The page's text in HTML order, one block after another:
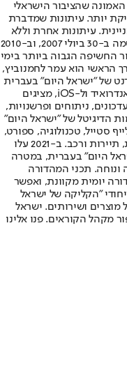
שהציבור הישראלי
יותר. עיתונות שמדברת
עיתונות אחרת וללא
תשלום. המהדורה המודפסת הראשונה פורסמה ב-30 ביולי 2007, וב-2010
החשיפה הגבוה ביותר בימי
הראשי הוא עמר לחמנוביץ,
של "ישראל היום" בעברית
ובאנגלית, כמו כן היישומונים (אפליקציות) לאנדרואיד ול-iOS, מציגים
ניתוחים ופרשנויות,
הדיגיטל של "ישראל היום"
סטייל, טכנולוגיה, ספורט,
כלכלה וצרכנות, בריאות, חיילים, אוכל, יהדות, תיירות ורכב. ב-2021 עלו
היום" בעברית, במטרה
ונוחה. תכני המהדורה
יומית מקוונת, ואפשר
"הקליקה של ישראל
מוצרים ושירותים. ישראל
מקהל הקוראים. פנו אלינו